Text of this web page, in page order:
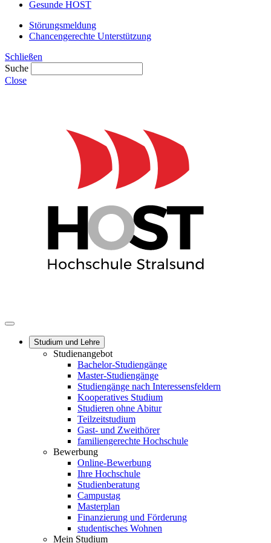
Gesunde HOST
Störungsmeldung
Chancengerechte Unterstützung
Schließen
Suche
Close
Studium und Lehre
Studienangebot
Bachelor-Studiengänge
Master-Studiengänge
Studiengänge nach Interessensfeldern
Kooperatives Studium
Studieren ohne Abitur
Teilzeitstudium
Gast- und Zweithörer
familiengerechte Hochschule
Bewerbung
Online-Bewerbung
Ihre Hochschule
Studienberatung
Campustag
Masterplan
Finanzierung und Förderung
studentisches Wohnen
Mein Studium